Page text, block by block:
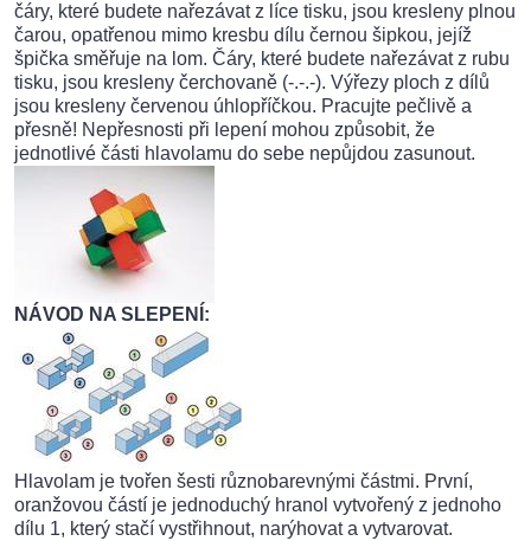
čáry, které budete nařezávat z líce tisku, jsou kresleny plnou
čarou, opatřenou mimo kresbu dílu černou šipkou, jejíž
špička směřuje na lom. Čáry, které budete nařezávat z rubu
tisku, jsou kresleny čerchovaně (-.-.-). Výřezy ploch z dílů
jsou kresleny červenou úhlopříčkou. Pracujte pečlivě a
přesně! Nepřesnosti při lepení mohou způsobit, že
jednotlivé části hlavolamu do sebe nepůjdou zasunout.
NÁVOD NA SLEPENÍ:
Hlavolam je tvořen šesti různobarevnými částmi. První,
oranžovou částí je jednoduchý hranol vytvořený z jednoho
dílu 1, který stačí vystřihnout, narýhovat a vytvarovat.